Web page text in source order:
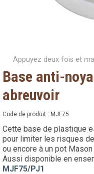
Appuyez deux fois et
Base anti-
abreuvoir
Code de produit : MJF75
Cette base de plastique
pour limiter les risques
ou encore à un pot
Aussi disponible en
MJF75/PJ1